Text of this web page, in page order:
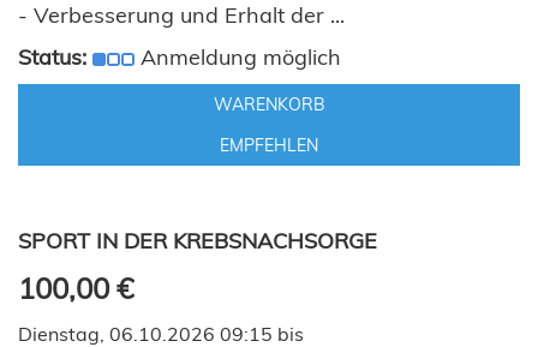
- Verbesserung und Erhalt der ...
Status:
Anmeldung möglich
WARENKORB
EMPFEHLEN
SPORT IN DER KREBSNACHSORGE
100,00 €
Dienstag, 06.10.2026 09:15 bis